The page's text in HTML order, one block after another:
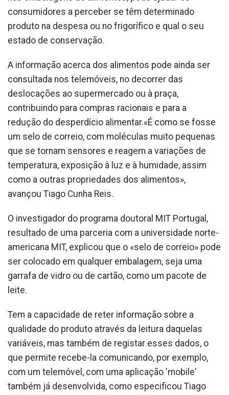
consumidores a perceber se têm determinado
produto na despesa ou no frigorífico e qual o seu
estado de conservação.
A informação acerca dos alimentos pode ainda ser
consultada nos telemóveis, no decorrer das
deslocações ao supermercado ou à praça,
contribuindo para compras racionais e para a
redução do desperdício alimentar.«É como se fosse
um selo de correio, com moléculas muito pequenas
que se tornam sensores e reagem a variações de
temperatura, exposição à luz e à humidade, assim
como a outras propriedades dos alimentos»,
avançou Tiago Cunha Reis.
O investigador do programa doutoral MIT Portugal,
resultado de uma parceria com a universidade norte-
americana MIT, explicou que o «selo de correio» pode
ser colocado em qualquer embalagem, seja uma
garrafa de vidro ou de cartão, como um pacote de
leite.
Tem a capacidade de reter informação sobre a
qualidade do produto através da leitura daquelas
variáveis, mas também de registar esses dados, o
que permite recebe-la comunicando, por exemplo,
com um telemóvel, com uma aplicação 'mobile'
também já desenvolvida, como especificou Tiago